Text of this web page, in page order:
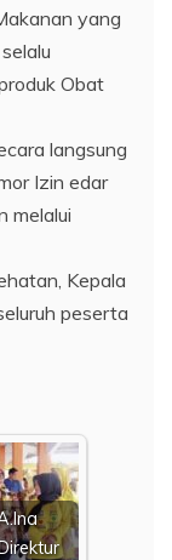
yang
Obat
langsung
Izin edar
melalui
Kepala
peserta